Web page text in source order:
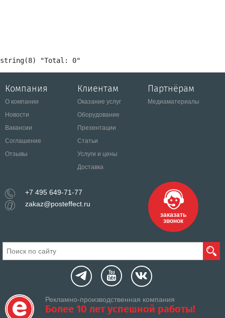
Компания
О компании
Новости
Вакансии
Соглашение
Отзывы
Клиентам
Оказание услуг
Оборудование
Презентации
Статьи
Услуги и цены
Доставка
Партнёрам
Медиаматериалы
+7 495 649-71-77
zakaz@posteffect.ru
заказать
звонок
Рекламно-производственная компания
Более 10 лет успешной работы!